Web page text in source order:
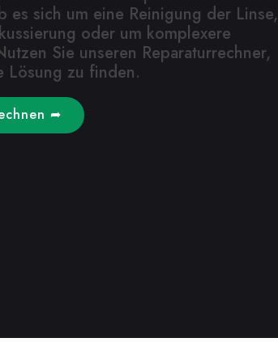
es sich um eine Reinigung der Linse,
oder um komplexere
Sie unseren Reparaturrechner,
Lösung zu finden.
➦